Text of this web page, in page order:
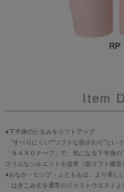
Item
●下半身のたるみをリフトアップ
“すべりにくい”“ソフトな肌ざわり”とい
「ＮＡＮＯテープ」で、気になる下半身の
スリムなシルエットを追求（肌リフト構造）
●おなか・ヒップ・ふとももは、より美し
はきこみ丈を通常のジャストウエストよ